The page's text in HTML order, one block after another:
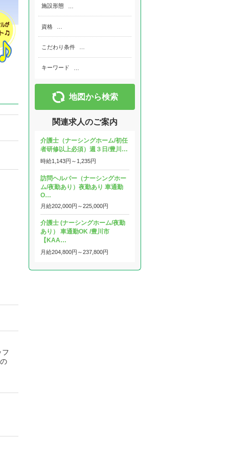
フ
施設形態
資格
こだわり条件
キーワード
地図から検索
関連求人のご案内
介護士（ナーシングホーム/初任
者研修以上必須）週３日/豊川…
時給1,143円～ 1,235円
訪問ヘルパー（ナーシングホー
ム/夜勤あり）夜勤あり 車通勤
O…
月給202,000円～225,000円
介護士 (ナーシングホーム/夜勤
あり） 車通勤OK /豊川市
【KAA…
月給204,800円～237,800円